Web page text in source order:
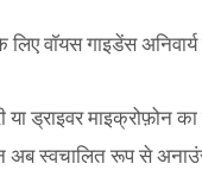
लिए वॉयस गाइडेंस
या ड्राइवर माइक्रोफ़ोन
स्वचालित रूप से